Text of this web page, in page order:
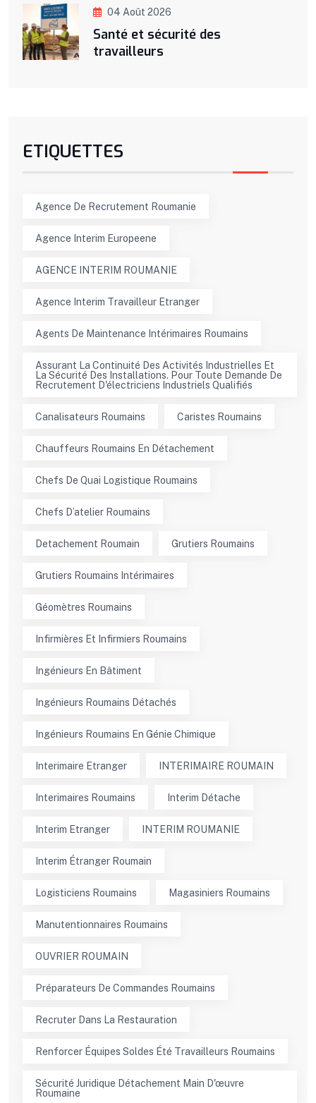
04 Août 2026
Santé et sécurité des
travailleurs
ETIQUETTES
Agence De Recrutement Roumanie
Agence Interim Europeene
AGENCE INTERIM ROUMANIE
Agence Interim Travailleur Etranger
Agents De Maintenance Intérimaires Roumains
Assurant La Continuité Des Activités Industrielles Et
La Sécurité Des Installations. Pour Toute Demande De
Recrutement D'électriciens Industriels Qualifiés
Canalisateurs Roumains Caristes Roumains
Chauffeurs Roumains En Détachement
Chefs De Quai Logistique Roumains
Chefs D’atelier Roumains
Detachement Roumain Grutiers Roumains
Grutiers Roumains Intérimaires
Géomètres Roumains
Infirmières Et Infirmiers Roumains
Ingénieurs En Bâtiment
Ingénieurs Roumains Détachés
Ingénieurs Roumains En Génie Chimique
Interimaire Etranger INTERIMAIRE ROUMAIN
Interimaires Roumains Interim Détache
Interim Etranger INTERIM ROUMANIE
Interim Étranger Roumain
Logisticiens Roumains Magasiniers Roumains
Manutentionnaires Roumains
OUVRIER ROUMAIN
Préparateurs De Commandes Roumains
Recruter Dans La Restauration
Renforcer Équipes Soldes Été Travailleurs Roumains
Sécurité Juridique Détachement Main D'œuvre
Roumaine